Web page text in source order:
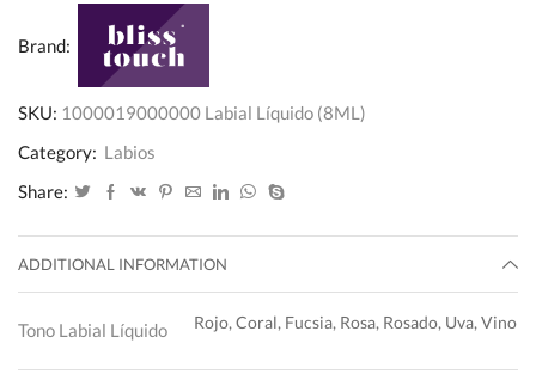
(8ML)
quantity
Brand:
SKU: 1000019000000 Labial Líquido (8ML)
Category: Labios
Share:
ADDITIONAL INFORMATION
Tono Labial Líquido Rojo, Coral, Fucsia, Rosa, Rosado, Uva, Vino